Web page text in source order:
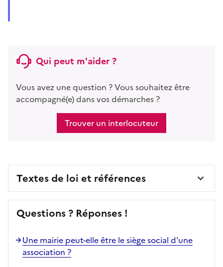
Qui peut m'aider ?
Vous avez une question ? Vous souhaitez être
accompagné(e) dans vos démarches ?
Trouver un interlocuteur
Textes de loi et références
Questions ? Réponses !
Une mairie peut-elle être le siège social d'une
association ?